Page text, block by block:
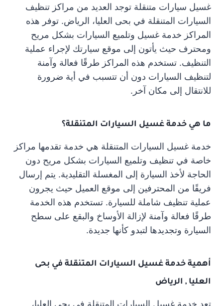
غسيل سيارات متنقلة توجد العديد من مراكز تنظيف
السيارات المتنقلة في بحى العليا، الرياض. توفر هذه
المراكز خدمة غسيل وتلميع السيارات بشكل مريح
ومحترف حيث يأتون إلى موقع سيارتك لإجراء عملية
التنظيف. تستخدم هذه المراكز طرقًا فعالة وآمنة
لتنظيف السيارات دون أن تتسبب في أية ضرورة
للانتقال إلى مكان آخر.
ما هي خدمة غسيل السيارات المتنقلة؟
خدمة غسيل السيارات المتنقلة هي خدمة تقدمها مراكز
خاصة في تنظيف وتلميع السيارات بشكل مريح دون
الحاجة لأخذ السيارة إلى المغسلة التقليدية. يتم إرسال
فريقًا من المحترفين إلى موقع العميل حيث يجرون
عملية تنظيف شاملة للسيارة. تستخدم هذه الخدمة
طرقًا فعالة وآمنة لإزالة الأوساخ والبقع على سطح
السيارة وتجديدها لتبدو كأنها جديدة.
أهمية خدمة غسيل السيارات المتنقلة في بحى
العليا , الرياض
تعد خدمة غسيل السيارات المتنقلة في بحي العليا،